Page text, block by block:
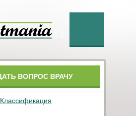
ВОПРОС ВРАЧУ
Классификация